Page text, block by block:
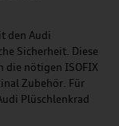
den Audi
Sicherheit. Diese
die nötigen ISOFIX
Zubehör. Für
Plüschlenkrad